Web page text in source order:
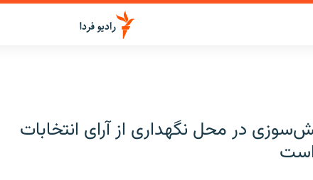
در محل نگهداری از آرای انتخابات
است